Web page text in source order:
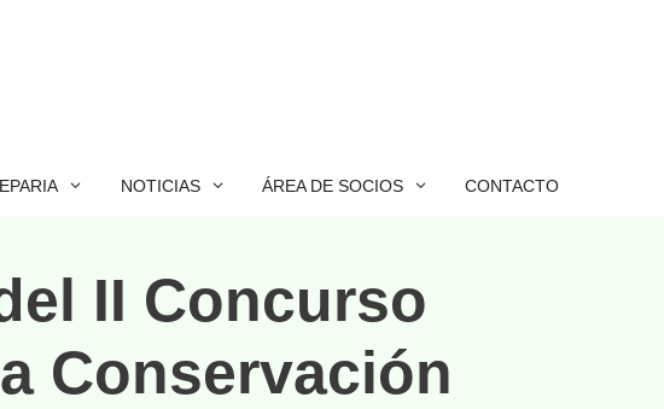
NOTICIAS ÁREA DE SOCIOS CONTACTO
II Concurso
Conservación